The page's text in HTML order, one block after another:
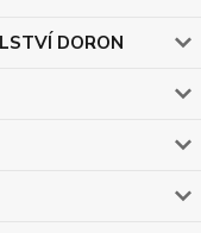
DORON